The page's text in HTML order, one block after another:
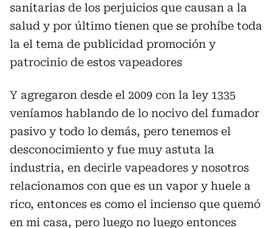
sanitarias de los perjuicios que causan a la
salud y por último tienen que se prohíbe toda
la el tema de publicidad promoción y
patrocinio de estos vapeadores
Y agregaron desde el 2009 con la ley 1335
veníamos hablando de lo nocivo del fumador
pasivo y todo lo demás, pero tenemos el
desconocimiento y fue muy astuta la
industria, en decirle vapeadores y nosotros
relacionamos con que es un vapor y huele a
rico, entonces es como el incienso que quemó
en mi casa, pero luego no luego entonces